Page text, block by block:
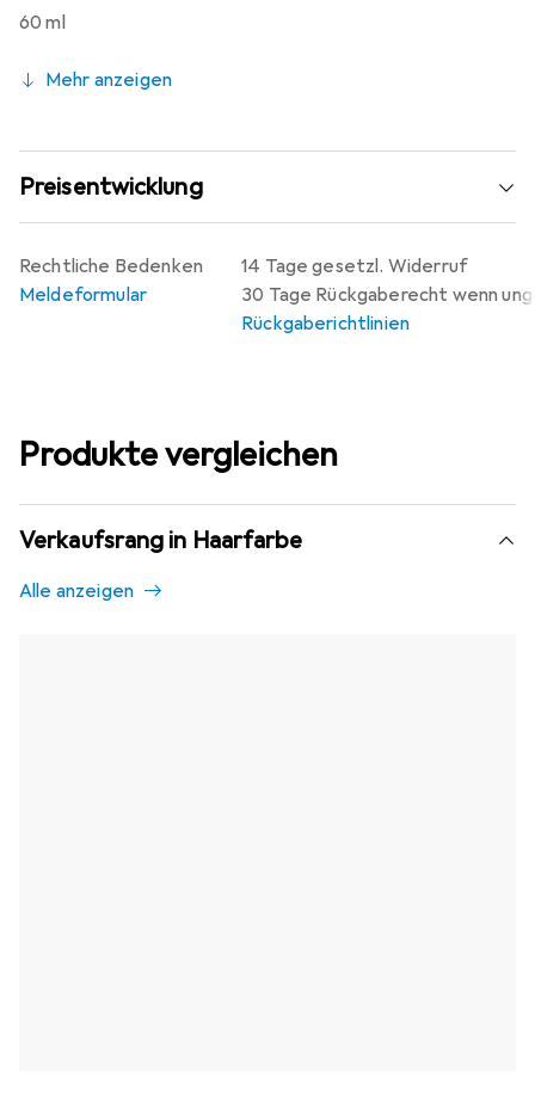
60 ml
Mehr anzeigen
Preisentwicklung
14 Tage gesetzl. Widerruf
30 Tage Rückgaberecht wenn
Rückgaberichtlinien
Rechtliche Bedenken
Meldeformular
Produkte vergleichen
Verkaufsrang in Haarfarbe
Alle anzeigen